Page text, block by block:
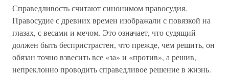
Справедливость считают синонимом правосудия.
Правосудие с древних времен изображали с повязкой на
глазах, с весами и мечом. Это означает, что судящий
должен быть беспристрастен, что прежде, чем решить, он
обязан точно взвесить все «за» и «против», а решив,
непреклонно проводить справедливое решение в жизнь.